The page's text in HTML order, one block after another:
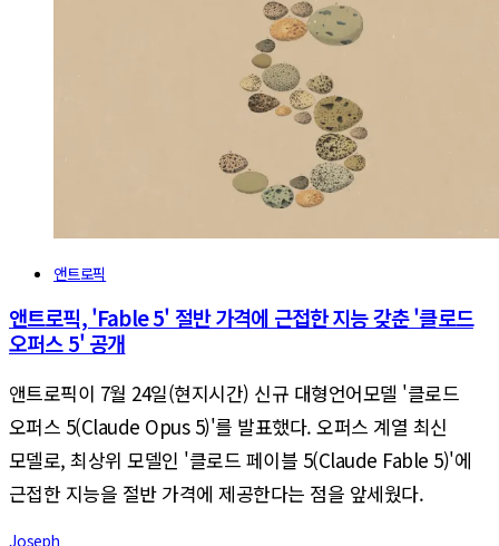
앤트로픽
앤트로픽, 'Fable 5' 절반 가격에 근접한 지능 갖춘 '클로드
오퍼스 5' 공개
앤트로픽이 7월 24일(현지시간) 신규 대형언어모델 '클로드
오퍼스 5(Claude Opus 5)'를 발표했다. 오퍼스 계열 최신
모델로, 최상위 모델인 '클로드 페이블 5(Claude Fable 5)'에
근접한 지능을 절반 가격에 제공한다는 점을 앞세웠다.
Joseph